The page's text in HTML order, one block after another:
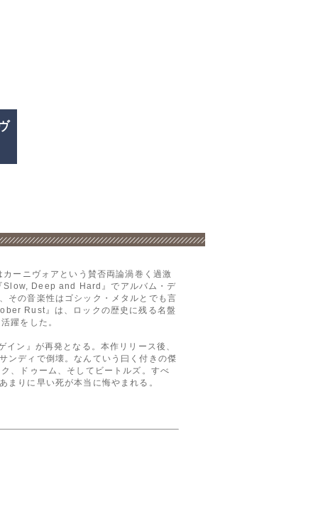
ーニヴォアという賛否両論渦巻く過激
Slow, Deep and Hard』でアルバム・デ
その音楽性はゴシック・メタルとでも言
Rust』は、ロックの歴史に残る名盤
躍をした。
ン』が再発となる。本作リリース後、
ンディで倒壊。なんていう曰く付きの傑
、ドゥーム、そしてビートルズ。すべ
まりに早い死が本当に悔やまれる。